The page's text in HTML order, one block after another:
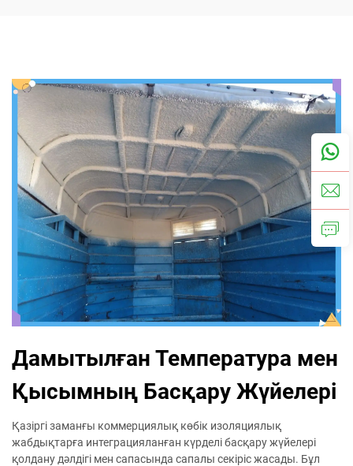
Дамытылған Температура мен
Қысымның Басқару Жүйелері
Қазіргі заманғы коммерциялық көбік изоляциялық
жабдықтарға интеграцияланған күрделі басқару жүйелері
қолдану дәлдігі мен сапасында сапалы секіріс жасады. Бұл